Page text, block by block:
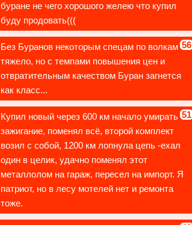
буране не чего хорошого желею что купил
буду продовать(((
56
Без Буранов некоторым спецам по волкам
тяжело, но с темпами повышения цен и
отвратительным качеством Буран загнется
как класс...
51
Купил новый через 600 км начало умирать
зажигание, поменял всё, второй комплект
возил с собой, 1200 км лопнула цепь -ехал
один в целик, удачно поменял этот
металлолом на гараж, пересел на импорт. Я
патриот, но в лесу мотелей нет и ремонта
тоже.